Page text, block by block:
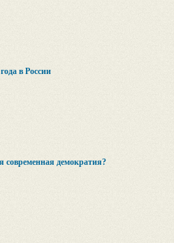
в России
современная демократия?